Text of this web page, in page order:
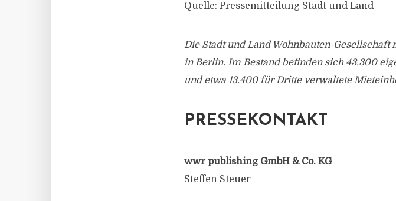
Quelle: Pressemitteilung Stadt und Land
Die Stadt und Land Wohnbauten-
in Berlin. Im Bestand befinden sich 43.300
und etwa 13.400 für Dritte verwaltete
PRESSEKONTAKT
wwr publishing GmbH & Co. KG
Steffen Steuer